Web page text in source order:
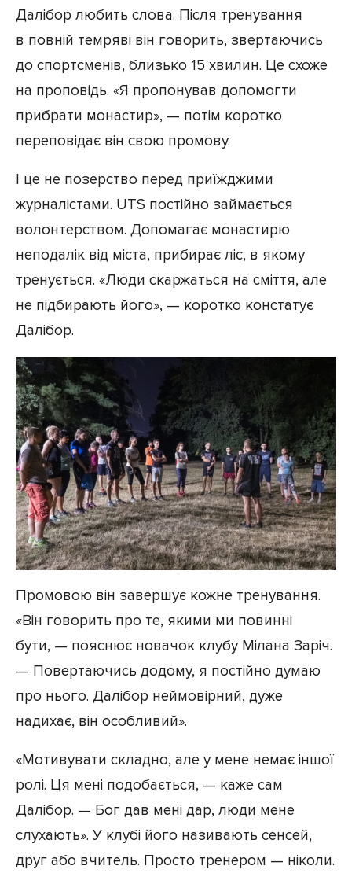
Далібор любить слова. Після тренування
в повній темряві він говорить, звертаючись
до спортсменів, близько 15 хвилин. Це схоже
на проповідь. «Я пропонував допомогти
прибрати монастир», — потім коротко
переповідає він свою промову.
І це не позерство перед приїжджими
журналістами. UTS постійно займається
волонтерством. Допомагає монастирю
неподалік від міста, прибирає ліс, в якому
тренується. «Люди скаржаться на сміття, але
не підбирають його», — коротко констатує
Далібор.
Промовою він завершує кожне тренування.
«Він говорить про те, якими ми повинні
бути, — пояснює новачок клубу Мілана Заріч.
— Повертаючись додому, я постійно думаю
про нього. Далібор неймовірний, дуже
надихає, він особливий».
«Мотивувати складно, але у мене немає іншої
ролі. Ця мені подобається, — каже сам
Далібор. — Бог дав мені дар, люди мене
слухають». У клубі його називають сенсей,
друг або вчитель. Просто тренером — ніколи.